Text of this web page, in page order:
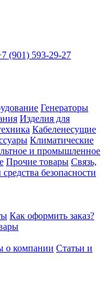
(901) 593-29-27
Генераторы
Изделия для
Кабеленесущие
Климатические
и промышленное
Прочие товары Связь,
безопасности
Как оформить заказ?
о компании Статьи и